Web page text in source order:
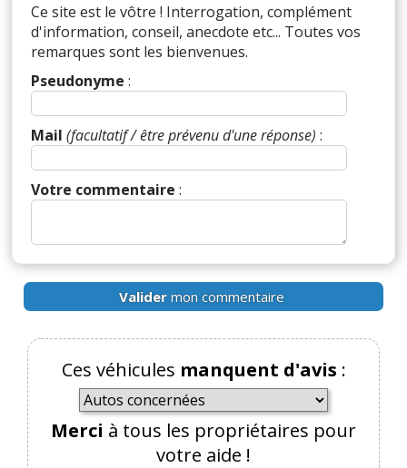
Ce site est le vôtre ! Interrogation, complément
d'information, conseil, anecdote etc... Toutes vos
remarques sont les bienvenues.
Pseudonyme :
Mail (facultatif / être prévenu d'une réponse) :
Votre commentaire :
Validermon commentaire
Ces véhicules manquent d'avis :
Merci à tous les propriétaires pour
votre aide !